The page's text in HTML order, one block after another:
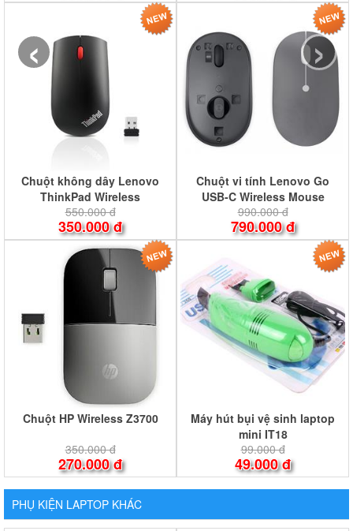
Chuột không dây Lenovo
ThinkPad Wireless
Mouse_4X30M56887
550.000 đ
350.000 đ
Chuột vi tính Lenovo Go
USB-C Wireless Mouse
GY51C21210 (GY51C21210)
990.000 đ
790.000 đ
Chuột HP Wireless Z3700
350.000 đ
270.000 đ
Máy hút bụi vệ sinh laptop
mini IT18
99.000 đ
49.000 đ
‹ ›
PHỤ KIỆN LAPTOP KHÁC